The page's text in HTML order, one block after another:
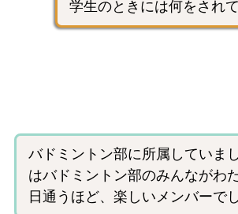
学生のときには何をされ
バドミントン部に所属していま
はバドミントン部のみんながわ
日通うほど、楽しいメンバーでし